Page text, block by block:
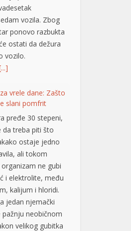
vozila. Zbog
ponovo razbukta
ostati da dežura
vozilo.
vrele dane: Zašto
slani pomfrit
pređe 30 stepeni,
da treba piti što
ostaje jedno
ali tokom
ne gubi
i elektrolite, među
kalijum i hloridi.
jedan njemački
neobičnom
velikog gubitka